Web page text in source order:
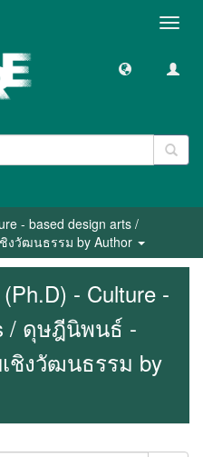
- based design arts /
งวัฒนธรรม by Author
- Culture -
/ ดุษฎีนิพนธ์ -
ชิงวัฒนธรรม by